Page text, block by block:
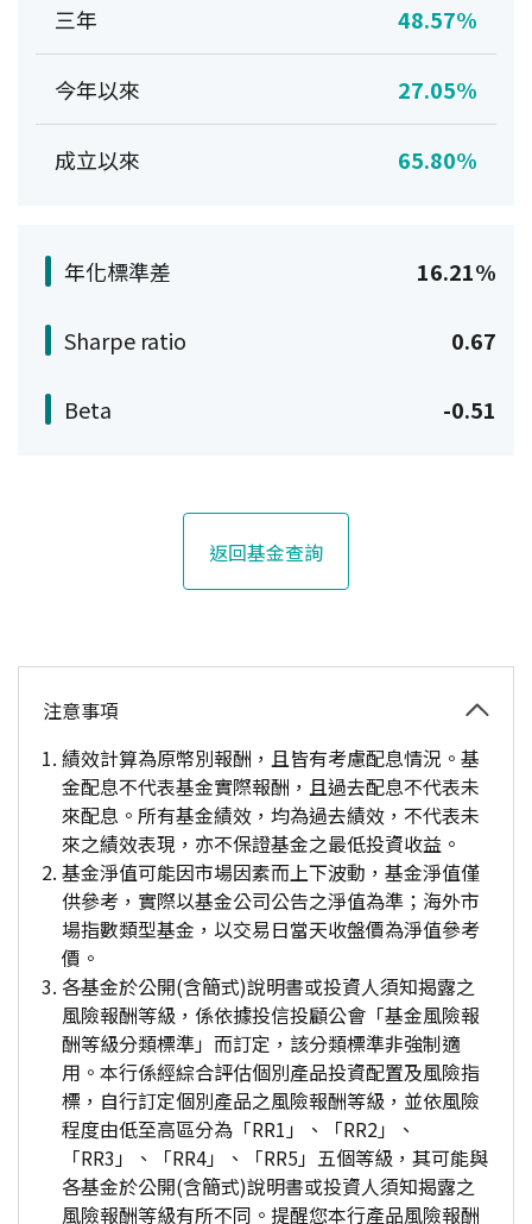
三年 48.57%
今年以來 27.05%
成立以來 65.80%
年化標準差 16.21%
Sharpe ratio 0.67
Beta -0.51
返回基金查詢
注意事項
績效計算為原幣別報酬，且皆有考慮配息情況。基
金配息不代表基金實際報酬，且過去配息不代表未
來配息。所有基金績效，均為過去績效，不代表未
來之績效表現，亦不保證基金之最低投資收益。
基金淨值可能因市場因素而上下波動，基金淨值僅
供參考，實際以基金公司公告之淨值為準；海外市
場指數類型基金，以交易日當天收盤價為淨值參考
價。
各基金於公開(含簡式)說明書或投資人須知揭露之
風險報酬等級，係依據投信投顧公會「基金風險報
酬等級分類標準」而訂定，該分類標準非強制適
用。本行係經綜合評估個別產品投資配置及風險指
標，自行訂定個別產品之風險報酬等級，並依風險
程度由低至高區分為「RR1」、「RR2」、
「RR3」、「RR4」、「RR5」五個等級，其可能與
各基金於公開(含簡式)說明書或投資人須知揭露之
風險報酬等級有所不同。提醒您本行產品風險報酬